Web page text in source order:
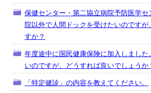
保健センター・第二協立病院予防医学セ
院以外で人間ドックを受けたいのですが
すか？
年度途中に国民健康保険に加入しました
いのですが、どうすれば良いでしょうか
「特定健診」の内容を教えてください。